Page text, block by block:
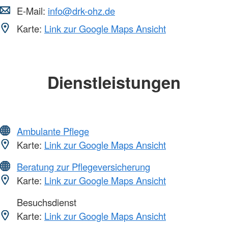
E-Mail: info@drk-ohz.de
Karte: Link zur Google Maps Ansicht
Dienstleistungen
Ambulante Pflege
Karte: Link zur Google Maps Ansicht
Beratung zur Pflegeversicherung
Karte: Link zur Google Maps Ansicht
Besuchsdienst
Karte: Link zur Google Maps Ansicht